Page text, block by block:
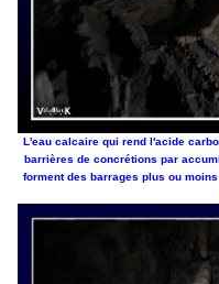
L'eau calcaire qui rend l'acide
barrières de concrétions par
forment des barrages plus ou